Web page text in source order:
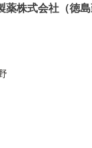
薬株式会社（徳